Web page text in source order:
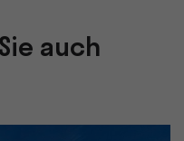
auch